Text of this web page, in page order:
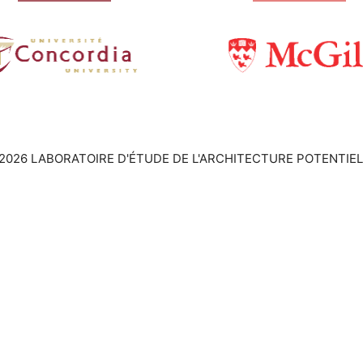
LABORATOIRE D'ÉTUDE DE L'ARCHITECTURE